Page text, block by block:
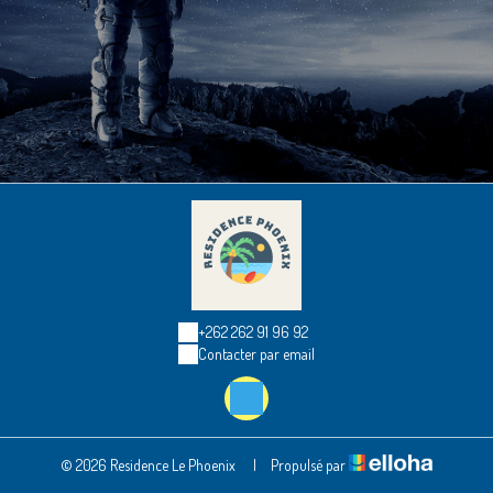
+262 262 91 96 92
Contacter par email
© 2026 Residence Le Phoenix | Propulsé par